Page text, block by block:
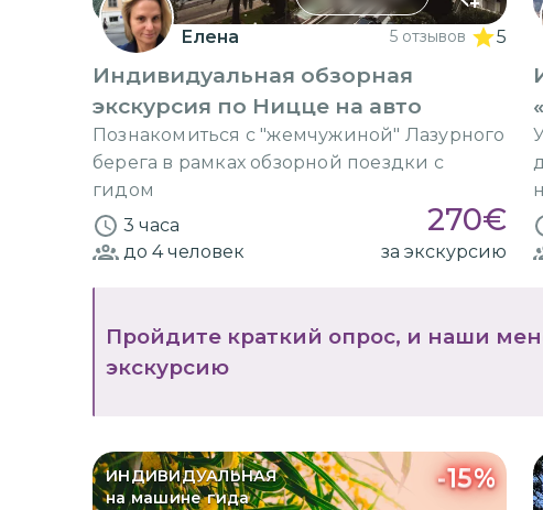
Елена 5 отзывов 5
Индивидуальная обзорная
экскурсия по Ницце на авто
Познакомиться с "жемчужиной" Лазурного
берега в рамках обзорной поездки с
гидом
3 часа
270€
до 4человек за экскурсию
Пройдите краткий опрос, и наши
экскурсию
ИНДИВИДУАЛЬНАЯ
на машине гида
-15%